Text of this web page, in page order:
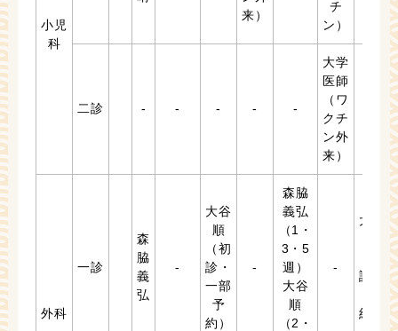
小児
科
来）
チ
ン）
二診 - - - - -
大学
医師
（ワ
クチ
ン外
来）
外科
一診
森
脇
義
弘
-
大谷
順
（初
診・
一部
予
約）
-
森脇
義弘
（1・
3・5
週）
大谷
順
（2・
-
大谷
診・
約）